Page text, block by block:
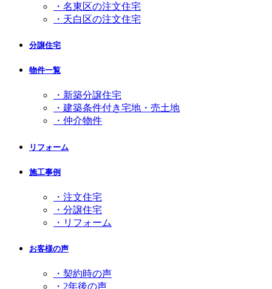
・名東区の注文住宅
・天白区の注文住宅
分譲住宅
物件一覧
・新築分譲住宅
・建築条件付き宅地・売土地
・仲介物件
リフォーム
施工事例
・注文住宅
・分譲住宅
・リフォーム
お客様の声
・契約時の声
・2年後の声